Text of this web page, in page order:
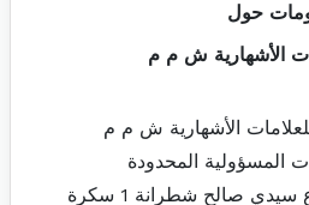
حول
الأشهارية ش م م
الأشهارية ش م م
المسؤولية المحدودة